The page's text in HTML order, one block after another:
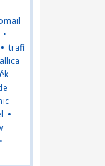
•
• trafi
•
•